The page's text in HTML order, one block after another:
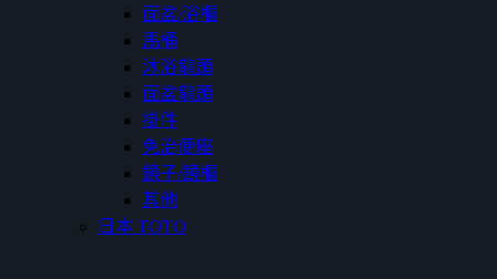
面盆/浴櫃
馬桶
沐浴龍頭
面盆龍頭
掛件
免治便座
鏡子/鏡櫃
其他
日本 TOTO